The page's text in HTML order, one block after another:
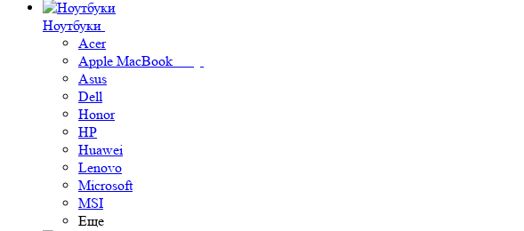
Ноутбуки
Acer
Apple MacBook
Asus
Dell
Honor
HP
Huawei
Lenovo
Microsoft
MSI
Еще